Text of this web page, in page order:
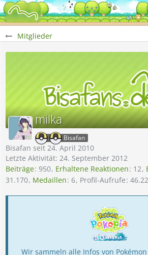
Mitglieder
milka
Bisafan
Bisafan seit 24. April 2010
Letzte Aktivität: 24. September 2012
Beiträge 950 Erhaltene Reaktionen 12
31.170 Medaillen 6 Profil-Aufrufe
Wir sammeln alle Infos von